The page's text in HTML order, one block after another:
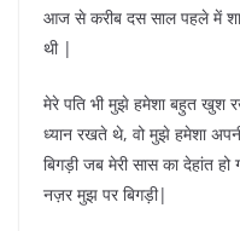
आज से करीब दस साल पहले में
थी |
मेरे पति भी मुझे हमेशा बहुत खुश
ध्यान रखते थे, वो मुझे हमेशा
बिगड़ी जब मेरी सास का देहांत
नज़र मुझ पर बिगड़ी|